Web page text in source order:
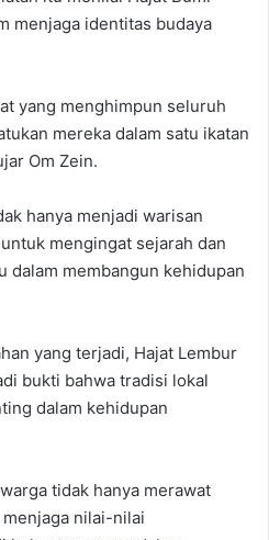
menjaga identitas budaya
yang menghimpun seluruh
mereka dalam satu ikatan
Om Zein.
hanya menjadi warisan
mengingat sejarah dan
dalam membangun kehidupan
yang terjadi, Hajat Lembur
bukti bahwa tradisi lokal
dalam kehidupan
tidak hanya merawat
nilai-nilai